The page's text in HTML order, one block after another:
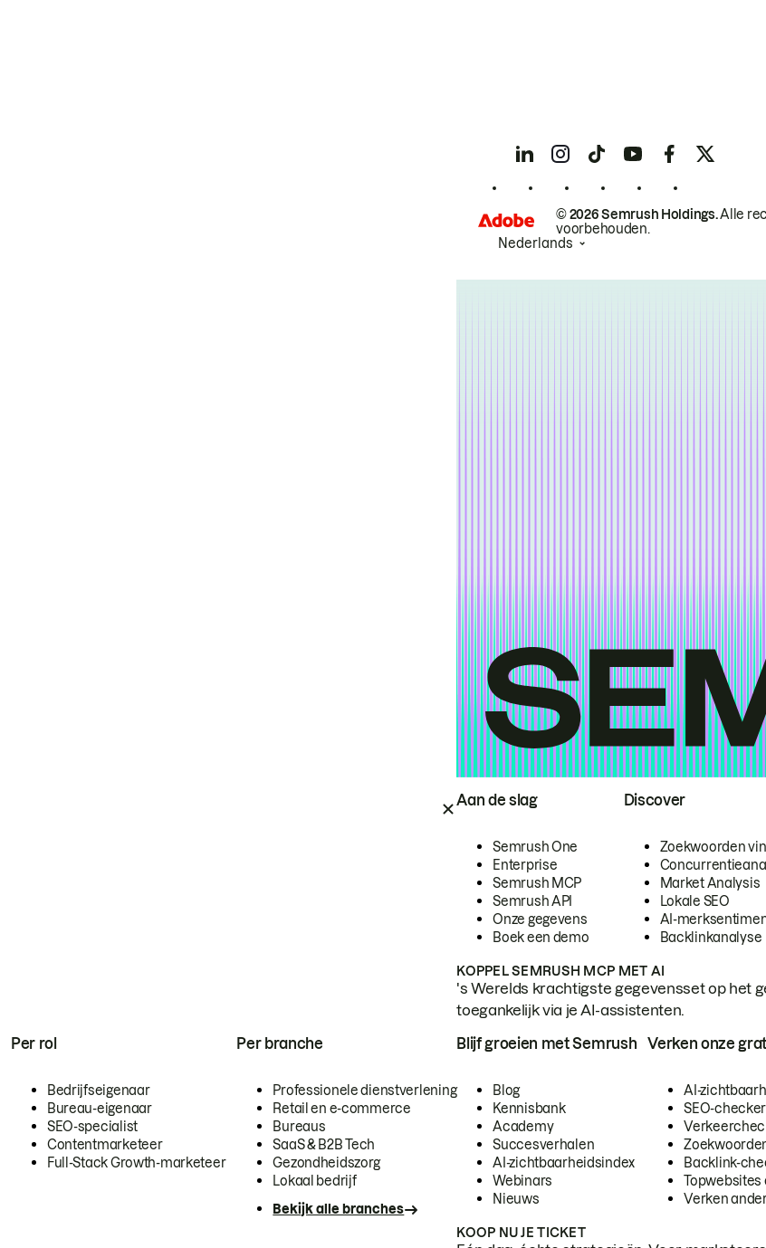
Aan de slag
Semrush One
Enterprise
Semrush MCP
Semrush API
Onze gegevens
Boek een demo
Discover
Zoekwoorden
Market Analysis
Lokale SEO
AI-
Backlinkanalyse
KOPPEL SEMRUSH MCP MET AI
's Werelds krachtigste gegevensset op het
toegankelijk via je AI-assistenten.
Per rol
Bedrijfseigenaar
Bureau-eigenaar
SEO-specialist
Contentmarketeer
Full-Stack Growth-marketeer
Per branche
Professionele dienstverlening
Retail en e-commerce
Bureaus
SaaS & B2B Tech
Gezondheidszorg
Lokaal bedrijf
Bekijk alle branches
Blijf groeien met Semrush
Blog
Kennisbank
Academy
Succesverhalen
AI-zichtbaarheidsindex
Webinars
Nieuws
Verken onze
AI-
SEO-checker
Backlink-
Topwebsites
Verken
KOOP NU JE TICKET
© 2026 Semrush Holdings.Alle
voorbehouden.
Nederlands